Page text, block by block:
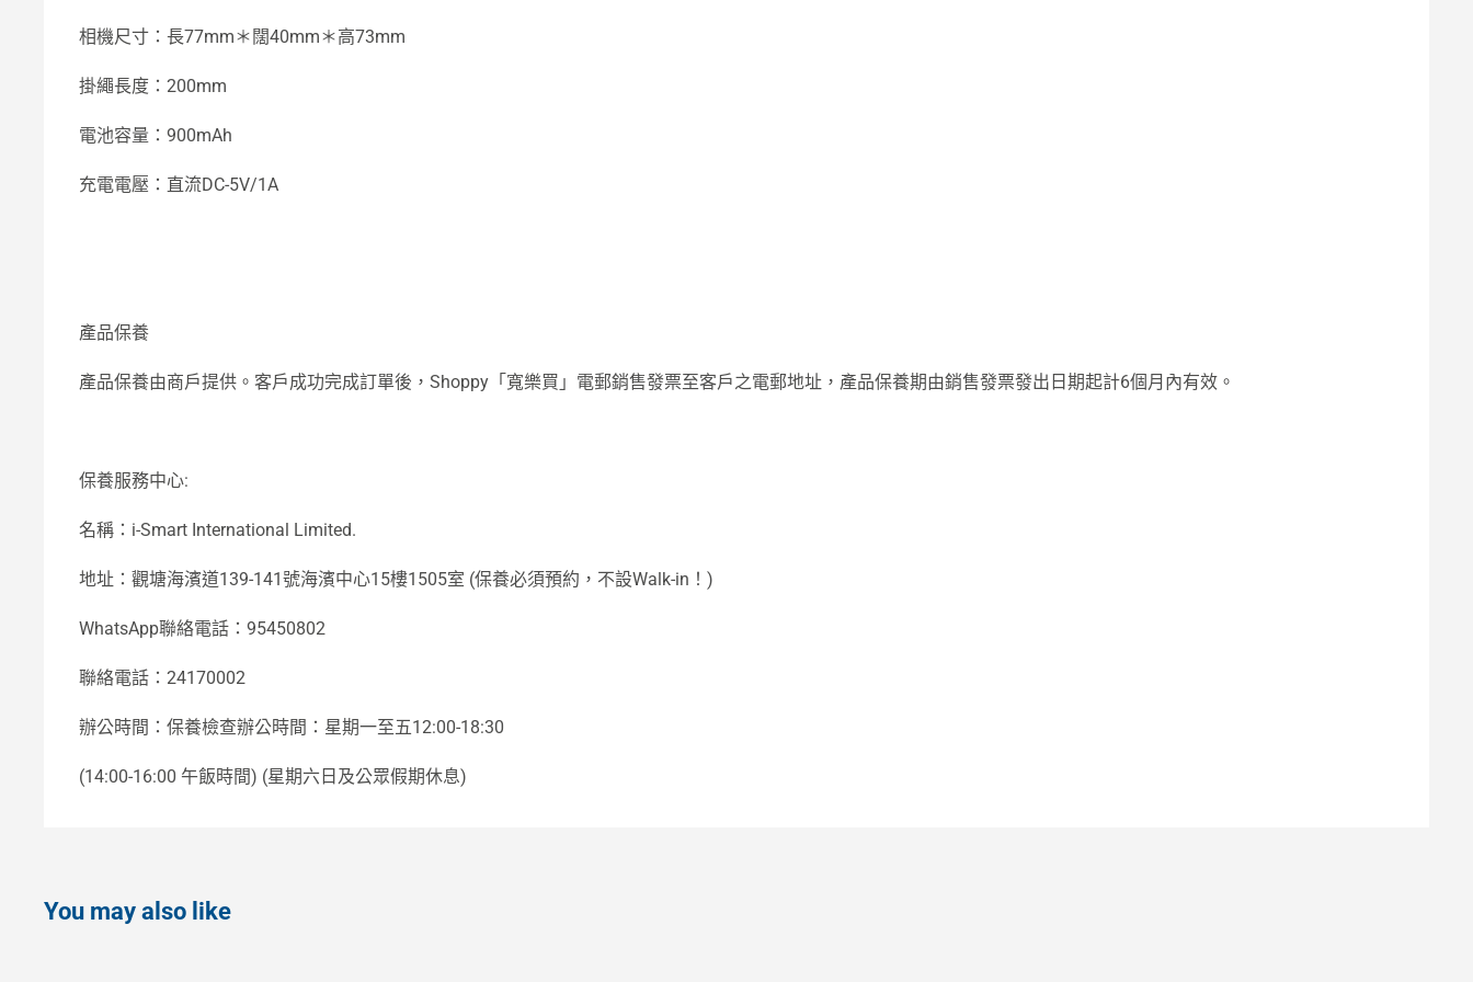
相機尺寸：長77mm＊闊40mm＊高73mm
掛繩長度：200mm
電池容量：900mAh
充電電壓：直流DC-5V/1A
產品保養
產品保養由商戶提供。客戶成功完成訂單後，Shoppy「寬樂買」電郵銷售發票至客戶之電郵地址，產品保養期由銷售發票發出日期起計6個月內有效。
保養服務中心:
名稱：i-Smart International Limited.
地址：觀塘海濱道139-141號海濱中心15樓1505室 (保養必須預約，不設Walk-in！)
WhatsApp聯絡電話：95450802
聯絡電話：24170002
辦公時間：保養檢查辦公時間：星期一至五12:00-18:30
(14:00-16:00 午飯時間) (星期六日及公眾假期休息)
You may also like